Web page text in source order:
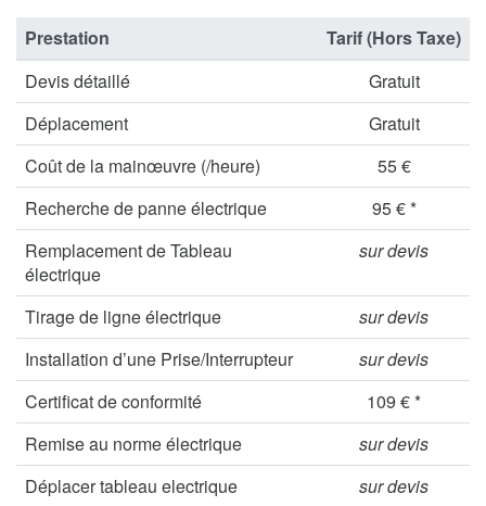
Prestation
Tarif (Hors Taxe)
Devis détaillé
Gratuit
Déplacement
Gratuit
Coût de la mainœuvre (/heure)
55 €
Recherche de panne électrique
95 € *
Remplacement de Tableau
électrique
sur devis
Tirage de ligne électrique
sur devis
Installation d’une Prise/Interrupteur
sur devis
Certificat de conformité
109 € *
Remise au norme électrique
sur devis
Déplacer tableau electrique
sur devis